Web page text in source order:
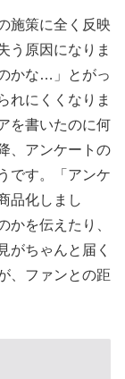
施策に全く反映
う原因になりま
かな…」とがっ
れにくくなりま
を書いたのに何
、アンケートの
です。「アンケ
品化しまし
かを伝えたり、
がちゃんと届く
、ファンとの距